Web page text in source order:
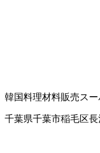
韓国料理材料販売ス
千葉県千葉市稲毛区